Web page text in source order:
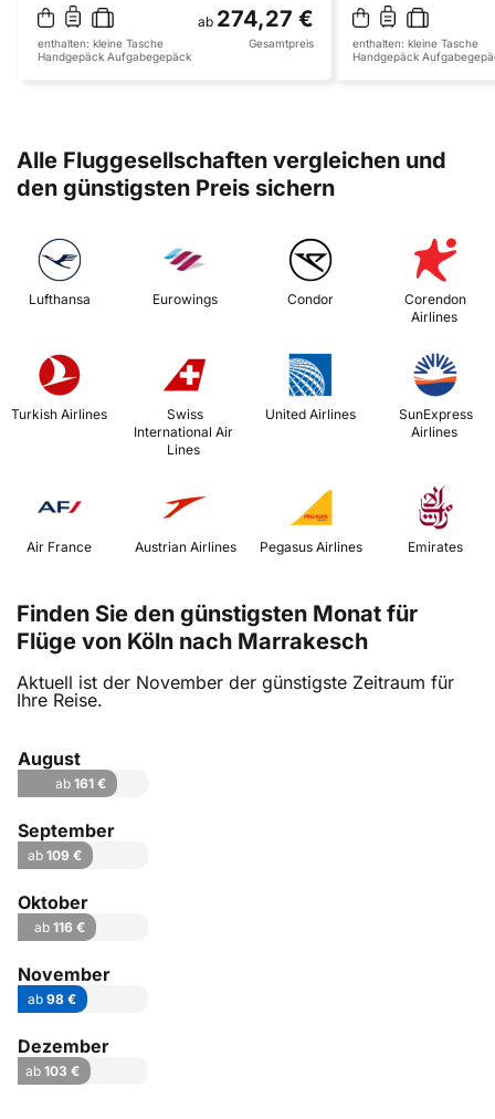
ab 274,27 €
enthalten: kleine Tasche
Handgepäck Aufgabegepäck
Gesamtpreis enthalten: kleine Tasche
Handgepäck
Alle Fluggesellschaften vergleichen und
den günstigsten Preis sichern
Lufthansa Eurowings Condor
Corendon
Airlines
Turkish Airlines
International Air
Lines
United Airlines
Airlines
Air France Austrian Airlines Emirates
Finden Sie den günstigsten Monat für
Flüge von Köln nach Marrakesch
Aktuell ist der November der günstigste Zeitraum für
Ihre Reise.
August
ab 161 €
September
ab109 €
Oktober
ab116 €
November
ab98 €
Dezember
ab 103 €